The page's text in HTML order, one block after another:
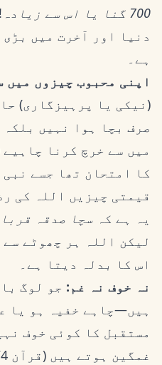
700 گنا یا اس سے زیادہ
دنیا اور آخرت میں
ہے۔
اپنی محبوب چیزوں میں
(نیکی یا پرہیزگاری)
صرف بچا ہوا نہیں
کا امتحان تھا جسے
قیمتی چیزیں اللہ کی
یہ ہے کہ سچا صدقہ
لیکن اللہ ہر چھوٹے
اس کا بدلہ دیتا ہے۔
نہ خوف نہ غم: جو لوگ
ہیں—چاہے خفیہ ہو یا
مستقبل کا کوئی خوف